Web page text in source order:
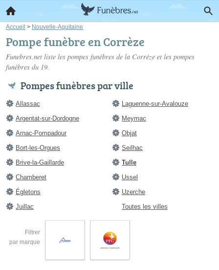
Accueil > Nouvelle-Aquitaine
Pompe funèbre en Corrèze
Funebres.net liste les pompes funèbres de la Corrèze et les pompes
funèbres du 19.
Pompes funèbres par ville
Allassac
Argentat-sur-Dordogne
Arnac-Pompadour
Bort-les-Orgues
Brive-la-Gaillarde
Chamberet
Égletons
Juillac
Laguenne-sur-Avalouze
Meymac
Objat
Seilhac
Tulle
Ussel
Uzerche
Toutes les villes
Filtrer
par marque